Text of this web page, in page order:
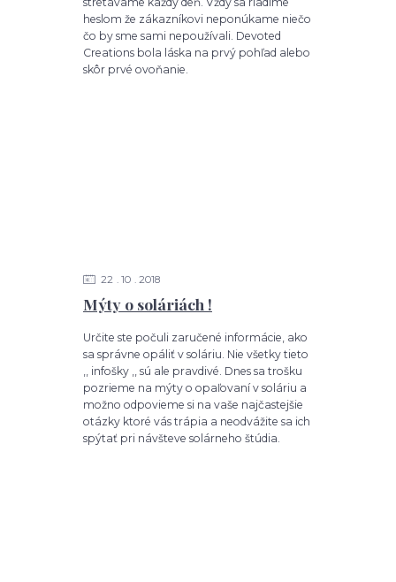
heslom že zákazníkovi neponúkame niečo
čo by sme sami nepoužívali. Devoted
Creations bola láska na prvý pohľad alebo
skôr prvé ovoňanie.
Mýty o soláriách !
22 10 2018
Určite ste počuli zaručené informácie, ako
sa správne opáliť v soláriu. Nie všetky tieto
,, infošky ,, sú ale pravdivé. Dnes sa trošku
pozrieme na mýty o opaľovaní v soláriu a
možno odpovieme si na vaše najčastejšie
otázky ktoré vás trápia a neodvážite sa ich
spýtať pri návšteve solárneho štúdia.